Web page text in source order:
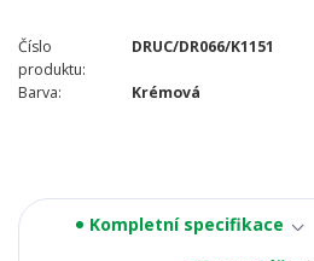
Číslo
produktu:
DRUC/DR066/K1151
Barva: Krémová
Kompletní specifikace